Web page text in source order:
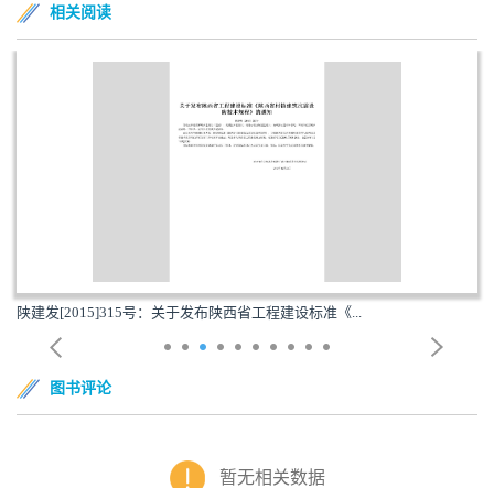
相关阅读
陕建发[2015]315号：关于发布陕西省工程建设标准《...
图书评论
暂无相关数据